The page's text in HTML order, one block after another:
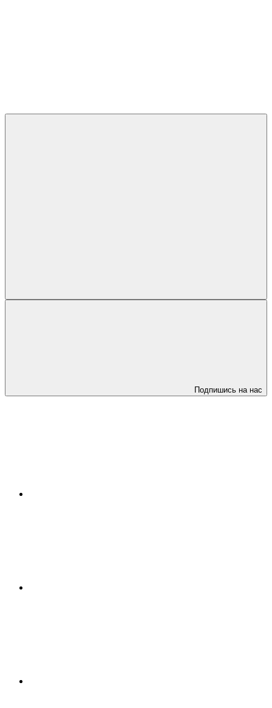
Подпишись на нас